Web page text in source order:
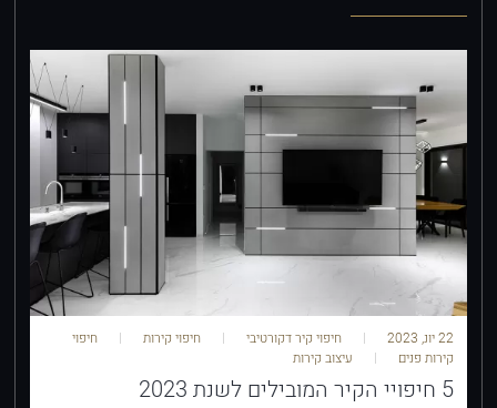
22 יונ, 2023 חיפוי קיר דקורטיבי חיפוי קירות
חיפוי
קירות פנים
עיצוב קירות
5 חיפויי הקיר המובילים לשנת 2023